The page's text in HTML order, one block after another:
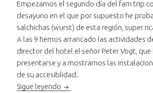
Empezamos el segundo día del fam trip
desayuno en el que por supuesto he
salchichas (wurst) de esta región, super
A las 9 hemos arrancado las actividades
director del hotel el señor Peter Vogt, que
presentarse y a mostrarnos las
de su accesiblidad.
Sigue leyendo Brandenburgo accessible: